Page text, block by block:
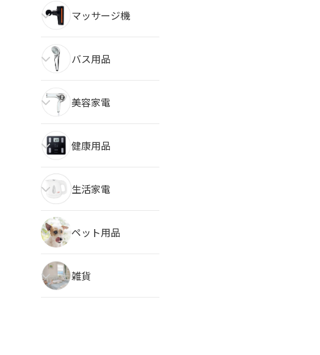
マッサージ機
バス用品
美容家電
健康用品
生活家電
ペット用品
雑貨